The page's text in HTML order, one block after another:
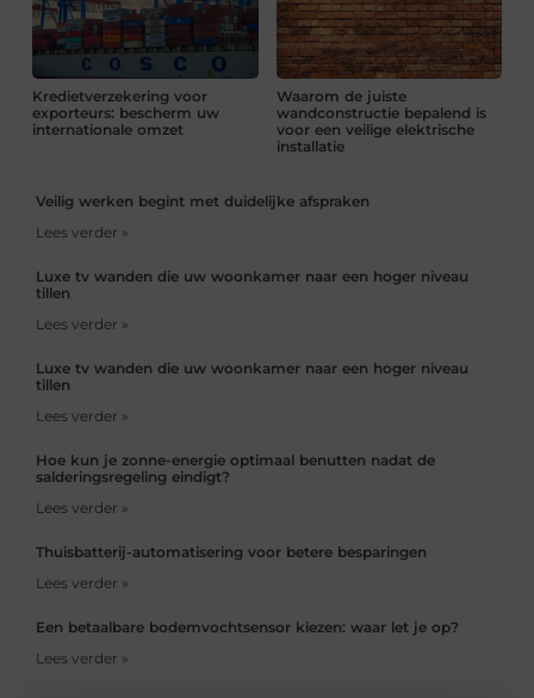
Kredietverzekering voor
exporteurs: bescherm uw
internationale omzet
Waarom de juiste
wandconstructie bepalend is
voor een veilige elektrische
installatie
Veilig werken begint met duidelijke afspraken
Lees verder »
Luxe tv wanden die uw woonkamer naar een hoger niveau
tillen
Lees verder »
Luxe tv wanden die uw woonkamer naar een hoger niveau
tillen
Lees verder »
Hoe kun je zonne-energie optimaal benutten nadat de
salderingsregeling eindigt?
Lees verder »
Thuisbatterij-automatisering voor betere besparingen
Lees verder »
Een betaalbare bodemvochtsensor kiezen: waar let je op?
Lees verder »